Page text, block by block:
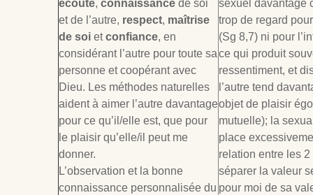
écoute, connaissance de soi
et de l’autre, respect, maîtrise
de soi etconfiance, en
considérant l’autre pour toute sa
personne et coopérant avec
Dieu. Les méthodes naturelles
aident à aimer l’autre davantage
pour ce qu’il/elle est, que pour
le plaisir qu’elle/il peut me
donner.
L’observation et la bonne
connaissance personnalisée du
sexuel davantage
trop de regard
(Sg 8,7) ni pour
ce qui produit
ressentiment, et
l’autre tend
objet de plaisir
mutuelle); la
place
relation entre les
séparer la valeur
pour moi de sa